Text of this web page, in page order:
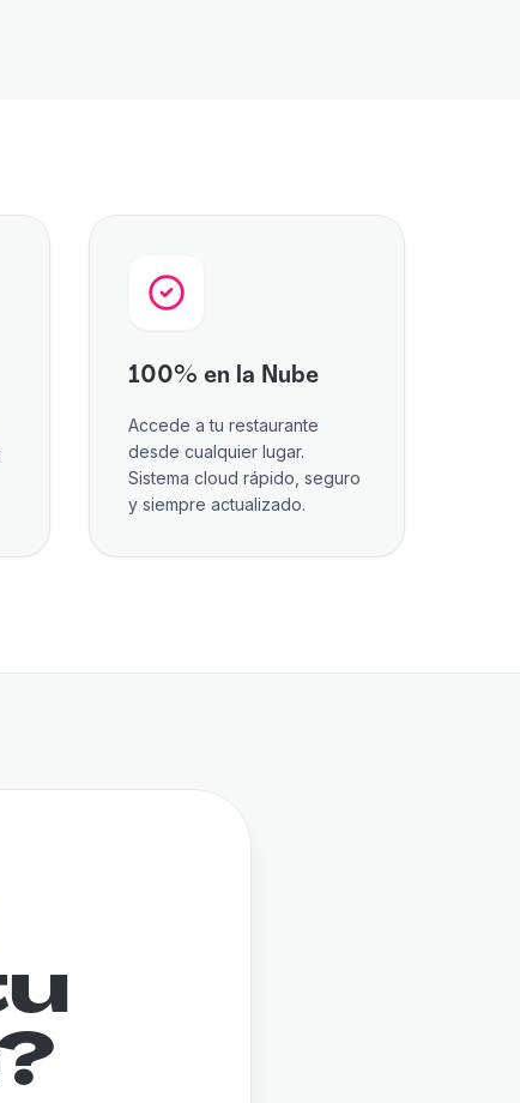
100% en la Nube
Accede a tu restaurante
desde cualquier lugar.
Sistema cloud rápido, seguro
y siempre actualizado.